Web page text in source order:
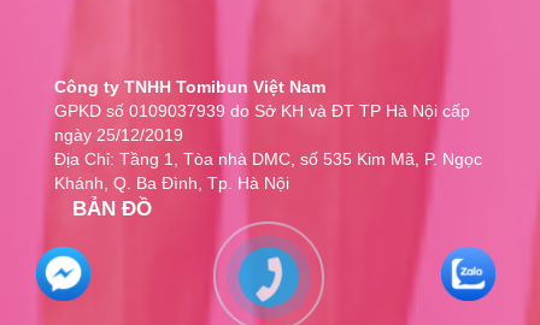
Công ty TNHH Tomibun Việt Nam
GPKD số 0109037939 do Sở KH và ĐT TP Hà Nội cấp
ngày 25/12/2019
Địa Chỉ: Tầng 1, Tòa nhà DMC, số 535 Kim Mã, P. Ngọc
Khánh, Q. Ba Đình, Tp. Hà Nội
BẢN ĐỒ